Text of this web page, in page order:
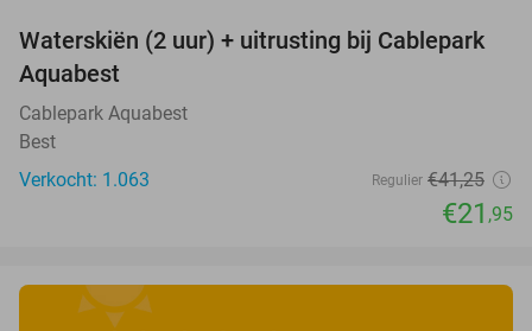
47%
Waterskiën (2 uur) + uitrusting bij Cablepark
Aquabest
Cablepark Aquabest
Best
Verkocht: 1.063
Regulier €41,25
€21 ,95